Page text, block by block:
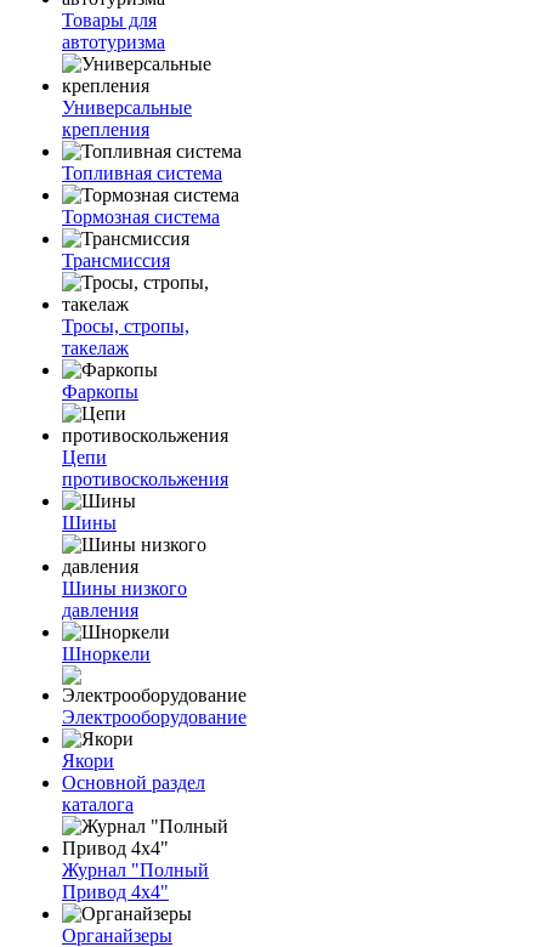
Товары для
автотуризма
Универсальные
крепления
Топливная система
Тормозная система
Трансмиссия
Тросы, стропы,
такелаж
Фаркопы
Цепи
противоскольжения
Шины
Шины низкого
давления
Шноркели
Электрооборудование
Якори
Основной раздел
каталога
Журнал "Полный
Привод 4х4"
Органайзеры